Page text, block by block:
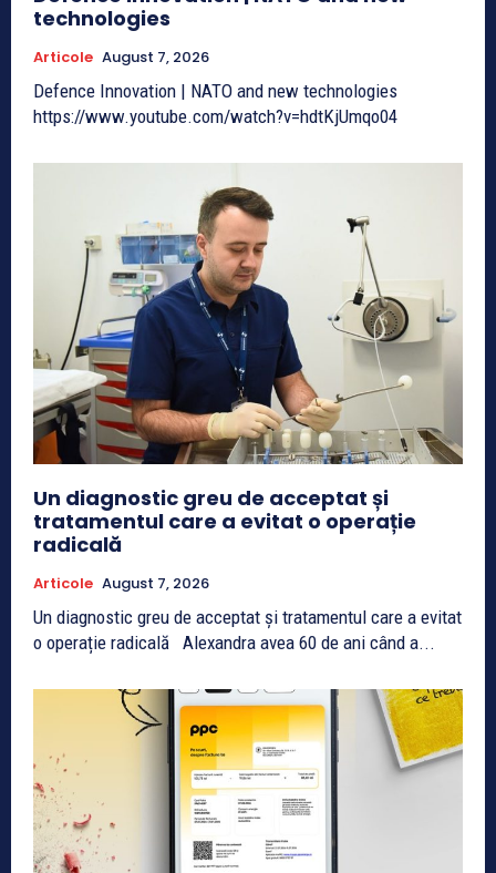
technologies
Articole August 7, 2026
Defence Innovation | NATO and new technologies
https://www.youtube.com/watch?v=hdtKjUmqo04
Un diagnostic greu de acceptat și
tratamentul care a evitat o operație
radicală
Articole August 7, 2026
Un diagnostic greu de acceptat și tratamentul care a evitat
o operație radicală Alexandra avea 60 de ani când a...